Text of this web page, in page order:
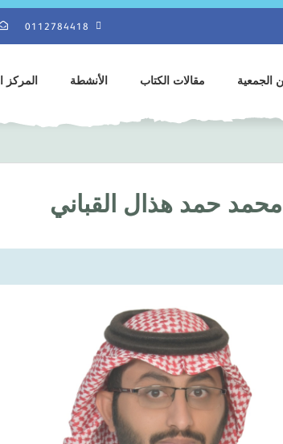
0112784418
الجمعية مقالات الكتاب الأنشطة المركز
محمد حمد هذال القباني